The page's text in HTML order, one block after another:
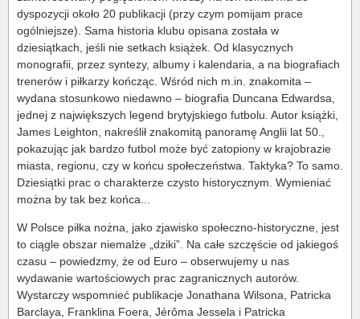
dyspozycji około 20 publikacji (przy czym pomijam prace
ogólniejsze). Sama historia klubu opisana została w
dziesiątkach, jeśli nie setkach książek. Od klasycznych
monografii, przez syntezy, albumy i kalendaria, a na biografiach
trenerów i piłkarzy kończąc. Wśród nich m.in. znakomita –
wydana stosunkowo niedawno – biografia Duncana Edwardsa,
jednej z największych legend brytyjskiego futbolu. Autor książki,
James Leighton, nakreślił znakomitą panoramę Anglii lat 50.,
pokazując jak bardzo futbol może być zatopiony w krajobrazie
miasta, regionu, czy w końcu społeczeństwa. Taktyka? To samo.
Dziesiątki prac o charakterze czysto historycznym. Wymieniać
można by tak bez końca...
W Polsce piłka nożna, jako zjawisko społeczno-historyczne, jest
to ciągle obszar niemalże „dziki”. Na całe szczęście od jakiegoś
czasu – powiedzmy, że od Euro – obserwujemy u nas
wydawanie wartościowych prac zagranicznych autorów.
Wystarczy wspomnieć publikacje Jonathana Wilsona, Patricka
Barclaya, Franklina Foera, Jérôma Jessela i Patricka